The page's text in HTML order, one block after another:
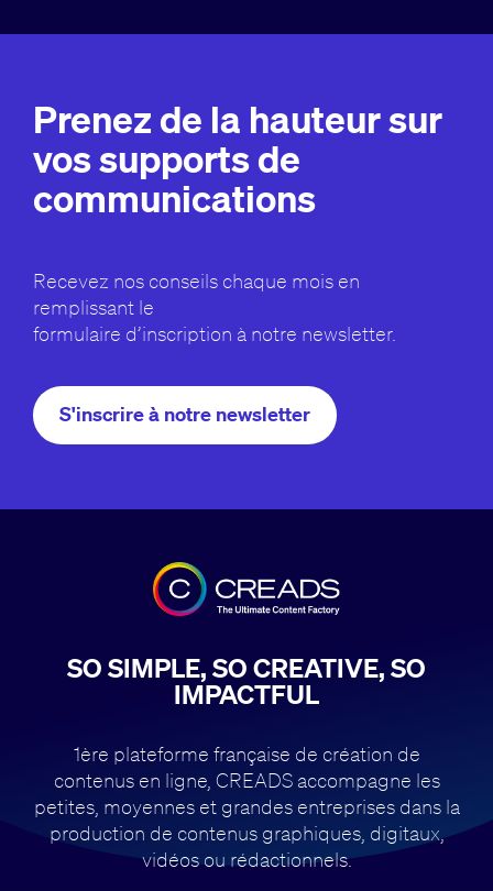
Prenez de la hauteur sur
vos supports de
communications
Recevez nos conseils chaque mois en
remplissant le
formulaire d’inscription à notre newsletter.
S'inscrire à notre newsletter
SO SIMPLE, SO CREATIVE, SO
IMPACTFUL
1ère plateforme française de création de
contenus en ligne, CREADS accompagne les
petites, moyennes et grandes entreprises dans la
production de contenus graphiques, digitaux,
vidéos ou rédactionnels.